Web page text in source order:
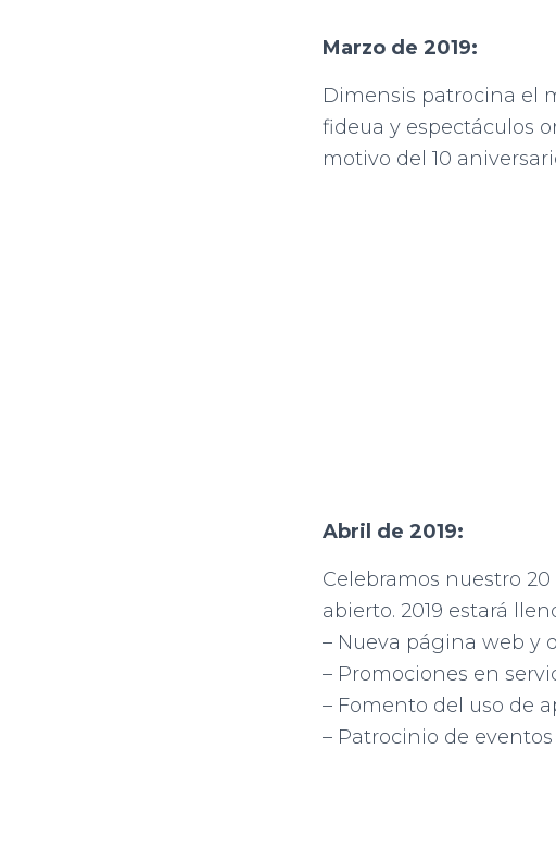
Marzo de 2019:
Dimensis patrocina el
fideua y espectáculos
motivo del 10
Abril de 2019:
Celebramos nuestro
abierto. 2019 estará
– Nueva página web y
– Promociones en
– Fomento del uso de
– Patrocinio de